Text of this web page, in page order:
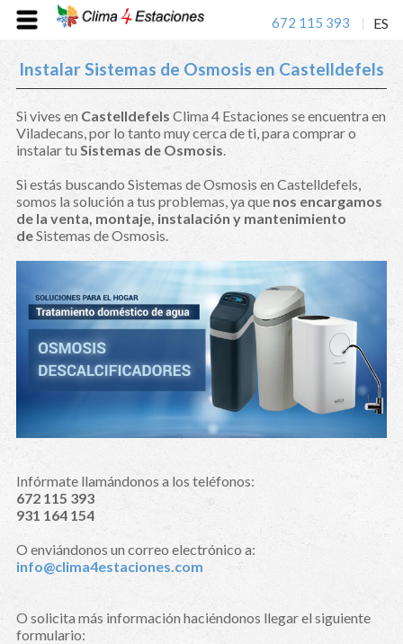
672 115 393 ES
Instalar Sistemas de Osmosis en Castelldefels
Si vives en Castelldefels Clima 4 Estaciones se encuentra en
Viladecans, por lo tanto muy cerca de ti, para comprar o
instalar tuSistemas de Osmosis.
Si estás buscando Sistemas de Osmosis en Castelldefels,
somos la solución a tus problemas, ya que nos encargamos
de la venta, montaje, instalación y mantenimiento
deSistemas de Osmosis.
Infórmate llamándonos a los teléfonos:
672 115 393
931 164 154
O enviándonos un correo electrónico a:
info@clima4estaciones.com
O solicita más información haciéndonos llegar el siguiente
formulario: